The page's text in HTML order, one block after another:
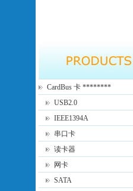
CardBus 卡 ********
USB2.0
IEEE1394A
串口卡
读卡器
网卡
SATA